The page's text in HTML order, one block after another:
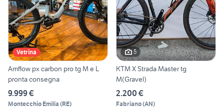
Vetrina
Amflow px carbon pro tg M e L
pronta consegna
9.999 €
Montecchio Emilia (RE)
5
KTM X Strada Master tg
M(Gravel)
2.200 €
Fabriano(AN)